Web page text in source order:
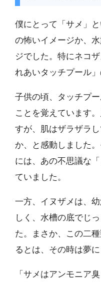
僕にとって「サメ」
の怖いイメージか、
ジでした。特にネコ
れあいタッチプール」
子供の頃、タッチプ
ことを覚えています
すが、肌はザラザラ
か、と感動しました
には、あの不思議な
ていました。
一方、イヌザメは、
しく、水槽の底でじ
た。まさか、この二
るとは、その時は夢
「サメはアンモニア